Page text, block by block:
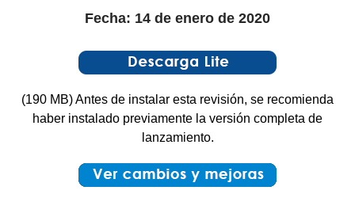
Fecha: 14 de enero de 2020
(190 MB) Antes de instalar esta revisión, se recomienda
haber instalado previamente la versión completa de
lanzamiento.